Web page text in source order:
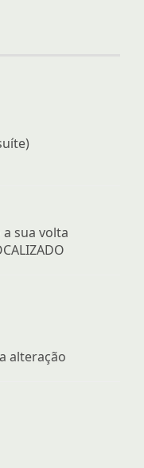
a sua volta
alteração